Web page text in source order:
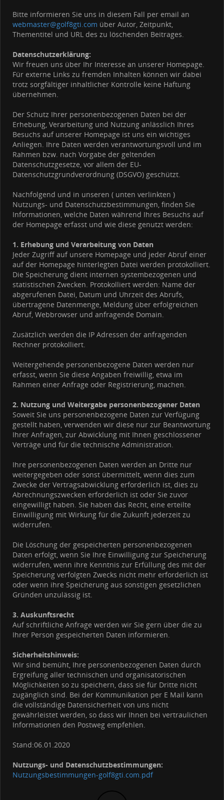
Bitte informieren Sie uns in diesem Fall per email an
webmaster@golf8gti.com über Autor, Zeitpunkt,
Thementitel und URL des zu löschenden Beitrages.
Datenschutzerklärung:
Wir freuen uns über Ihr Interesse an unserer Homepage.
Für externe Links zu fremden Inhalten können wir dabei
trotz sorgfältiger inhaltlicher Kontrolle keine Haftung
übernehmen.
Der Schutz Ihrer personenbezogenen Daten bei der
Erhebung, Verarbeitung und Nutzung anlässlich Ihres
Besuchs auf unserer Homepage ist uns ein wichtiges
Anliegen. Ihre Daten werden verantwortungsvoll und im
Rahmen bzw. nach Vorgabe der geltenden
Datenschutzgesetze, vor allem der EU-
Datenschutzgrundverordnung (DSGVO) geschützt.
Nachfolgend und in unseren ( unten verlinkten )
Nutzungs- und Datenschutzbestimmungen, finden Sie
Informationen, welche Daten während Ihres Besuchs auf
der Homepage erfasst und wie diese genutzt werden:
1. Erhebung und Verarbeitung von Daten
Jeder Zugriff auf unsere Homepage und jeder Abruf einer
auf der Homepage hinterlegten Datei werden protokolliert.
Die Speicherung dient internen systembezogenen und
statistischen Zwecken. Protokolliert werden: Name der
abgerufenen Datei, Datum und Uhrzeit des Abrufs,
übertragene Datenmenge, Meldung über erfolgreichen
Abruf, Webbrowser und anfragende Domain.
Zusätzlich werden die IP Adressen der anfragenden
Rechner protokolliert.
Weitergehende personenbezogene Daten werden nur
erfasst, wenn Sie diese Angaben freiwillig, etwa im
Rahmen einer Anfrage oder Registrierung, machen.
2. Nutzung und Weitergabe personenbezogener Daten
Soweit Sie uns personenbezogene Daten zur Verfügung
gestellt haben, verwenden wir diese nur zur Beantwortung
Ihrer Anfragen, zur Abwicklung mit Ihnen geschlossener
Verträge und für die technische Administration.
Ihre personenbezogenen Daten werden an Dritte nur
weitergegeben oder sonst übermittelt, wenn dies zum
Zwecke der Vertragsabwicklung erforderlich ist, dies zu
Abrechnungszwecken erforderlich ist oder Sie zuvor
eingewilligt haben. Sie haben das Recht, eine erteilte
Einwilligung mit Wirkung für die Zukunft jederzeit zu
widerrufen.
Die Löschung der gespeicherten personenbezogenen
Daten erfolgt, wenn Sie Ihre Einwilligung zur Speicherung
widerrufen, wenn ihre Kenntnis zur Erfüllung des mit der
Speicherung verfolgten Zwecks nicht mehr erforderlich ist
oder wenn ihre Speicherung aus sonstigen gesetzlichen
Gründen unzulässig ist.
3. Auskunftsrecht
Auf schriftliche Anfrage werden wir Sie gern über die zu
Ihrer Person gespeicherten Daten informieren.
Sicherheitshinweis:
Wir sind bemüht, Ihre personenbezogenen Daten durch
Ergreifung aller technischen und organisatorischen
Möglichkeiten so zu speichern, dass sie für Dritte nicht
zugänglich sind. Bei der Kommunikation per E Mail kann
die vollständige Datensicherheit von uns nicht
gewährleistet werden, so dass wir Ihnen bei vertraulichen
Informationen den Postweg empfehlen.
Stand:06.01.2020
Nutzungs- und Datenschutzbestimmungen:
Nutzungsbestimmungen-golf8gti.com.pdf